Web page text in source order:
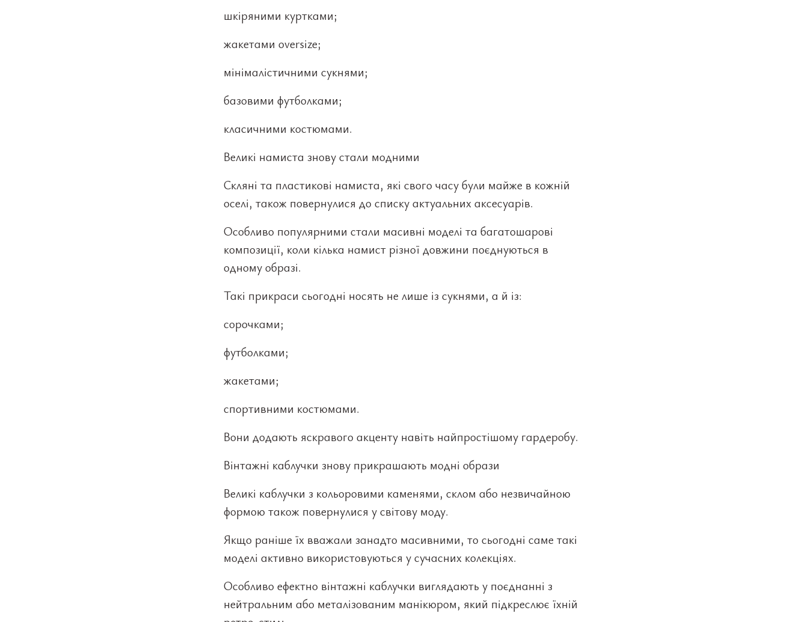
шкіряними куртками;
жакетами oversize;
мінімалістичними сукнями;
базовими футболками;
класичними костюмами.
Великі намиста знову стали модними
Скляні та пластикові намиста, які свого часу були майже в кожній
оселі, також повернулися до списку актуальних аксесуарів.
Особливо популярними стали масивні моделі та багатошарові
композиції, коли кілька намист різної довжини поєднуються в
одному образі.
Такі прикраси сьогодні носять не лише із сукнями, а й із:
сорочками;
футболками;
жакетами;
спортивними костюмами.
Вони додають яскравого акценту навіть найпростішому гардеробу.
Вінтажні каблучки знову прикрашають модні образи
Великі каблучки з кольоровими каменями, склом або незвичайною
формою також повернулися у світову моду.
Якщо раніше їх вважали занадто масивними, то сьогодні саме такі
моделі активно використовуються у сучасних колекціях.
Особливо ефектно вінтажні каблучки виглядають у поєднанні з
нейтральним або металізованим манікюром, який підкреслює їхній